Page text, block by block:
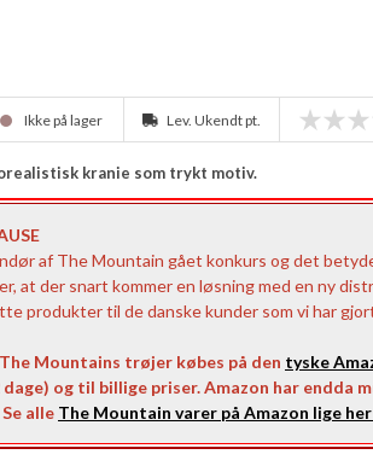
Ikke på lager Lev. Ukendt pt.
kranie som trykt motiv.
af The Mountain gået konkurs og det
at der snart kommer en løsning med en ny
produkter til de danske kunder som vi har
Mountains trøjer købes på den tyske
og til billige priser. Amazon har endda
alle The Mountain varer på Amazon lige her